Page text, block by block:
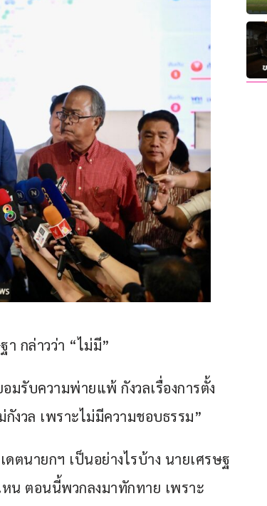
กล่าวว่า “ไม่มี”
รับความพ่ายแพ้ กังวลเรื่องการตั้ง
งวล เพราะไม่มีความชอบธรรม”
ตนายกฯ เป็นอย่างไรบ้าง นายเศรษฐ
น ตอนนี้พวกลงมาทักทาย เพราะ